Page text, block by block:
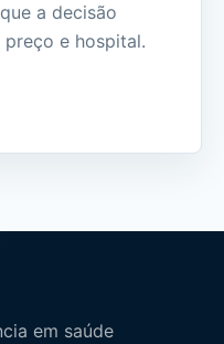
a decisão
e hospital.
em saúde